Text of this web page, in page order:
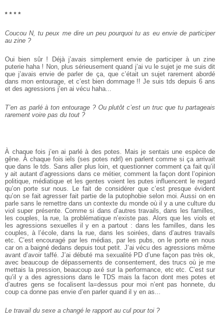
* * * *
Coucou N, tu peux me dire un peu pourquoi tu as eu envie de participer
au zine ?
Oui bien sûr ! Déjà j’avais simplement envie de participer à un zine
puterie haha ! Non, plus sérieusement quand j’ai vu le sujet je me suis dit
que j’avais envie de parler de ça, que c’était un sujet rarement abordé
dans mon entourage, et c’est bien dommage !! Je suis tds depuis 6 ans
et des agressions j’en ai vécu haha...
T’en as parlé à ton entourage ? Ou plutôt c’est un truc que tu partageais
rarement voire pas du tout ?
À chaque fois j’en ai parlé à des potes. Mais je sentais une espèce de
gêne. À chaque fois iels (ses potes ndrl) en parlent comme si ça arrivait
que dans le tds. Sans aller plus loin, et questionner comment ça fait qu’il
y ait autant d’agressions dans ce métier, comment la façon dont l’opinion
politique, médiatique et les gentes voient les putes influencent le regard
qu’on porte sur nous. Le fait de considérer que c’est presque évident
qu’on se fait agresser fait partie de la putophobie selon moi. Aussi on en
parle sans le remettre dans un contexte du monde où il y a une culture du
viol super présente. Comme si dans d’autres travails, dans les familles,
les couples, la rue, la problématique n’existe pas. Alors que les viols et
les agressions sexuelles il y en a partout : dans les familles, dans les
couples, à l’école, dans la rue, dans les soirées, dans d’autres travails
etc. C’est encouragé par les médias, par les pubs, on le porte en nous
car on a baigné dedans depuis tout petit. J’ai vécu des agressions même
avant d’avoir taffé. J’ai débuté ma sexualité PD d’une façon pas très ok,
avec beaucoup de dépassements de consentement, des trucs où je me
mettais la pression, beaucoup axé sur la performance, etc etc. C’est sur
qu’il y a des agressions dans le TDS mais la facon dont mes potes et
d’autres gens se focalisent la=dessus pour moi n’ent pas honnete, du
coup ca donne pas envie d’en parler quand il y en as...
Le travail du sexe a changé le rapport au cul pour toi ?